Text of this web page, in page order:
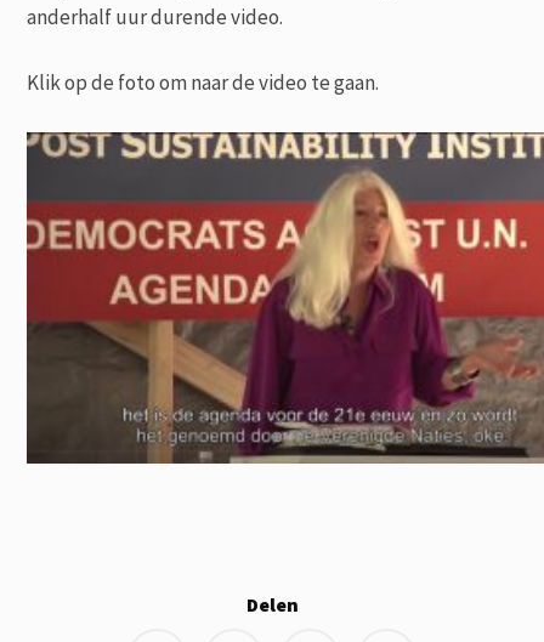
anderhalf uur durende video.
Klik op de foto om naar de video te gaan.
Delen